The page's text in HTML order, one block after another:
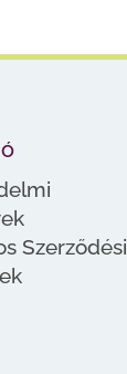
Szerződési